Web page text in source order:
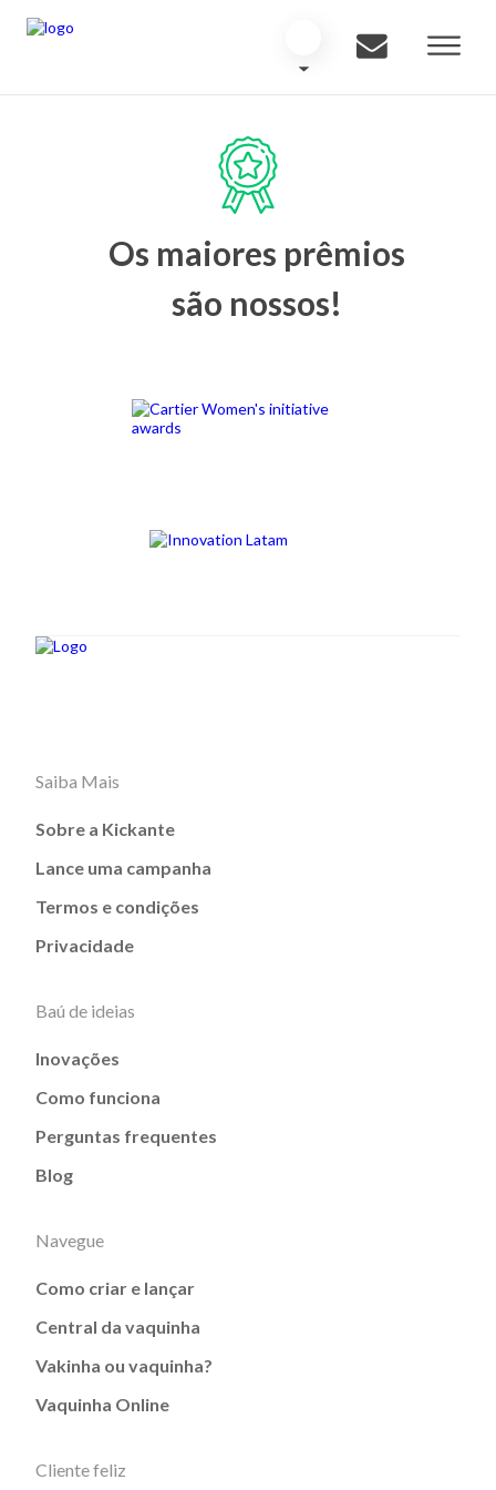
Os maiores prêmios
são nossos!
Saiba Mais
Sobre a Kickante
Lance uma campanha
Termos e condições
Privacidade
Baú de ideias
Inovações
Como funciona
Perguntas frequentes
Blog
Navegue
Como criar e lançar
Central da vaquinha
Vakinha ou vaquinha?
Vaquinha Online
Cliente feliz